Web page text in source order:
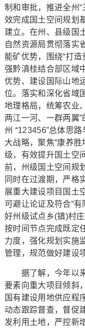
制和审批，推进全州
效完成国土空间规划
建立。在州、县级国
自然资源局贯彻落实
能矿优势，围绕“打
强黔滇桂结合部区域
优势、建设国际山地
位。落实和深化省域
地理格局，统筹农业
两江一河、一群两翼
州 “123456”总体思路
大战略，聚焦“康养
级，有效提升国土空
前，州级国土空间规
同时在过渡期，严格
展重大建设项目国土
可避让论证及符合“
好州级试点乡(镇)村
按时间节点完成既定
力度，强化规划实施
管理，规范做好建设
据了解，今年以来
要素向重大项目倾斜
国有建设用地供应程
动态跟踪督查，督促
发利用土地，严控新